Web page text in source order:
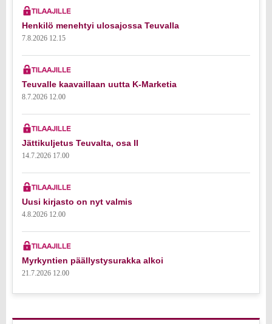
Henkilö menehtyi ulosajossa Teuvalla
7.8.2026 12.15
Teuvalle kaavaillaan uutta K-Marketia
8.7.2026 12.00
Jättikuljetus Teuvalta, osa II
14.7.2026 17.00
Uusi kirjasto on nyt valmis
4.8.2026 12.00
Myrkyntien päällystysurakka alkoi
21.7.2026 12.00